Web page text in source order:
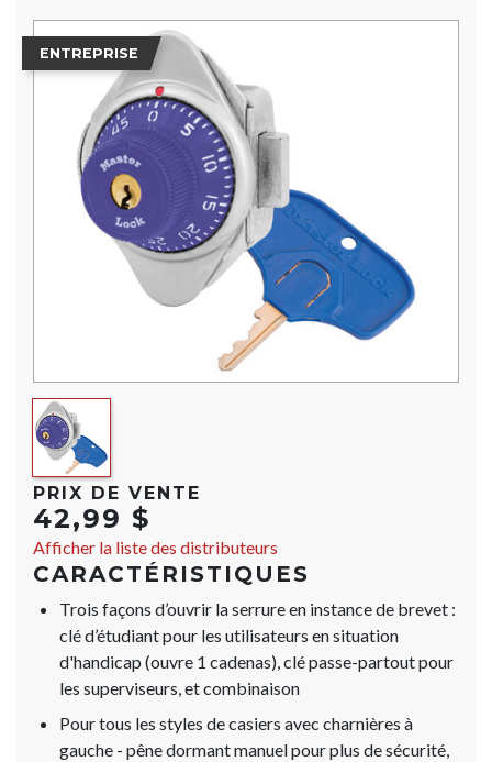
ENTREPRISE
PRIX DE VENTE
42,99 $
Afficher la liste des distributeurs
CARACTÉRISTIQUES
Trois façons d’ouvrir la serrure en instance de brevet :
clé d’étudiant pour les utilisateurs en situation
d'handicap (ouvre 1 cadenas), clé passe-partout pour
les superviseurs, et combinaison
Pour tous les styles de casiers avec charnières à
gauche - pêne dormant manuel pour plus de sécurité,